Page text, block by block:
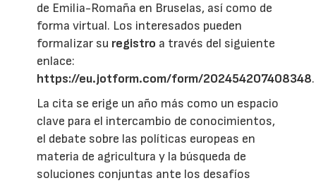
de Emilia-Romaña en Bruselas, así como de
forma virtual. Los interesados pueden
formalizar su registro a través del siguiente
enlace:
https://eu.jotform.com/form/202454207408348.
La cita se erige un año más como un espacio
clave para el intercambio de conocimientos,
el debate sobre las políticas europeas en
materia de agricultura y la búsqueda de
soluciones conjuntas ante los desafíos